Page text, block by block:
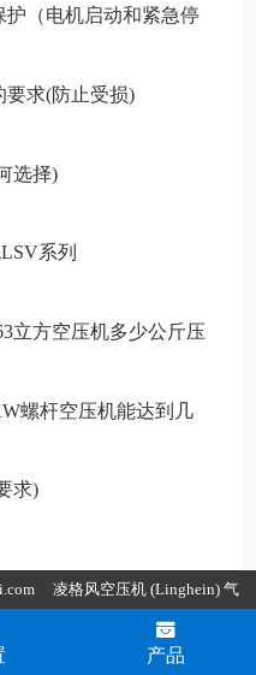
（电机启动和紧急停
要求(防止受损)
选择)
系列
立方空压机多少公斤压
螺杆空压机能达到几
求)
产品
凌格风空压机 (Linghein) 气
粤ICP备2021072975号